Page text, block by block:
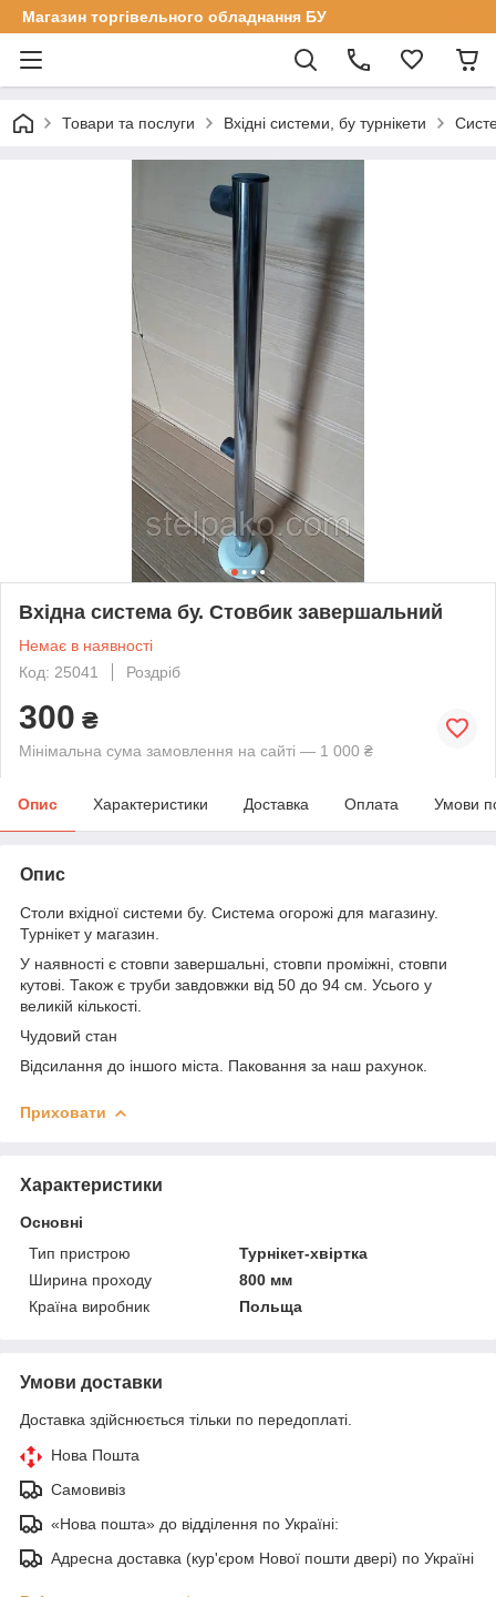
Магазин торгівельного обладнання БУ
Товари та послуги Вхідні системи, бу турнікети
Вхідна система бу. Стовбик завершальний
Немає в наявності
Код: 25041
Роздріб
300 ₴
Мінімальна сума замовлення на сайті — 1 000 ₴
Опис Характеристики Доставка Оплата Умови
Опис
Столи вхідної системи бу. Система огорожі для магазину.
Турнікет у магазин.
У наявності є стовпи завершальні, стовпи проміжні, стовпи
кутові. Також є труби завдовжки від 50 до 94 см. Усього у
великій кількості.
Чудовий стан
Відсилання до іншого міста. Паковання за наш рахунок.
Приховати
Характеристики
Основні
Тип пристрою
Турнікет-хвіртка
Ширина проходу
800 мм
Країна виробник
Польща
Умови доставки
Доставка здійснюється тільки по передоплаті.
Нова Пошта
Самовивіз
«Нова пошта» до відділення по Україні:
Адресна доставка (кур'єром Нової пошти двері) по Україні